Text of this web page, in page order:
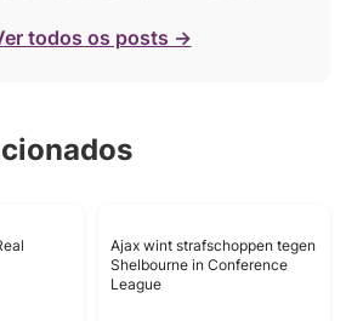
todos os posts →
Ajax wint strafschoppen tegen
Shelbourne in Conference
League